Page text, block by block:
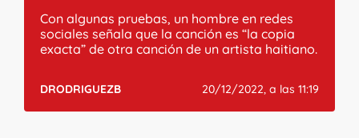
Con algunas pruebas, un hombre en redes
sociales señala que la canción es “la copia
exacta” de otra canción de un artista haitiano.
DRODRIGUEZB 20/12/2022, a las 11:19